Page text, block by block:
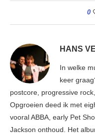
0
HANS
In welke
keer
postcore, progressive
Opgroeien deed ik met
vooral ABBA, early Pet
Jackson onthoud. Het